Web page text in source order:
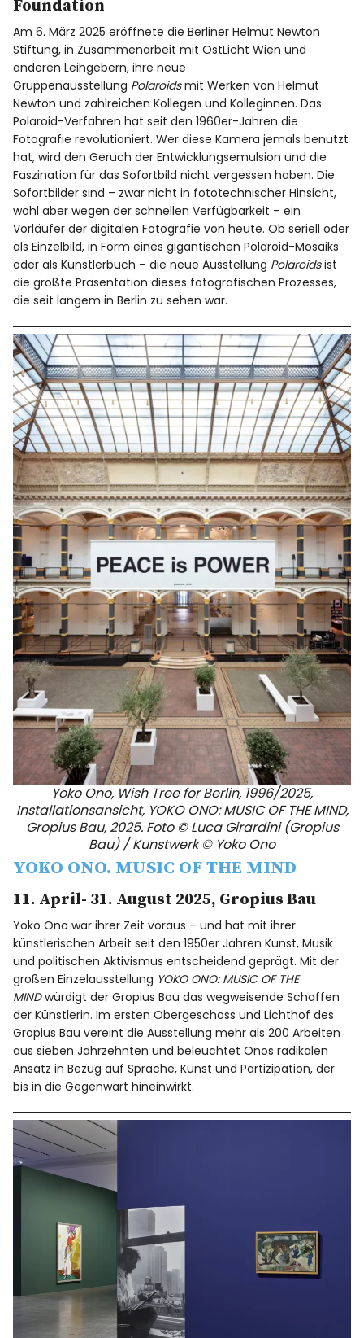
Foundation
Am 6. März 2025 eröffnete die Berliner Helmut Newton
Stiftung, in Zusammenarbeit mit OstLicht Wien und
anderen Leihgebern, ihre neue
Gruppenausstellung Polaroidsmit Werken von Helmut
Newton und zahlreichen Kollegen und Kolleginnen. Das
Polaroid-Verfahren hat seit den 1960er-Jahren die
Fotografie revolutioniert. Wer diese Kamera jemals benutzt
hat, wird den Geruch der Entwicklungsemulsion und die
Faszination für das Sofortbild nicht vergessen haben. Die
Sofortbilder sind – zwar nicht in fototechnischer Hinsicht,
wohl aber wegen der schnellen Verfügbarkeit – ein
Vorläufer der digitalen Fotografie von heute. Ob seriell oder
als Einzelbild, in Form eines gigantischen Polaroid-Mosaiks
oder als Künstlerbuch – die neue Ausstellung Polaroidsist
die größte Präsentation dieses fotografischen Prozesses,
die seit langem in Berlin zu sehen war.
Yoko Ono, Wish Tree for Berlin, 1996/2025,
Installationsansicht, YOKO ONO: MUSIC OF THE MIND,
Gropius Bau, 2025. Foto © Luca Girardini (Gropius
Bau) / Kunstwerk © Yoko Ono
YOKO ONO. MUSIC OF THE MIND
11. April- 31. August 2025, Gropius Bau
Yoko Ono war ihrer Zeit voraus – und hat mit ihrer
künstlerischen Arbeit seit den 1950er Jahren Kunst, Musik
und politischen Aktivismus entscheidend geprägt. Mit der
großen Einzelausstellung YOKO ONO: MUSIC OF THE
MINDwürdigt der Gropius Bau das wegweisende Schaffen
der Künstlerin. Im ersten Obergeschoss und Lichthof des
Gropius Bau vereint die Ausstellung mehr als 200 Arbeiten
aus sieben Jahrzehnten und beleuchtet Onos radikalen
Ansatz in Bezug auf Sprache, Kunst und Partizipation, der
bis in die Gegenwart hineinwirkt.